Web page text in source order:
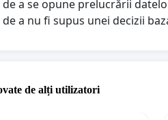
a se opune prelucrării
a nu fi supus unei decizii
de alți utilizatori